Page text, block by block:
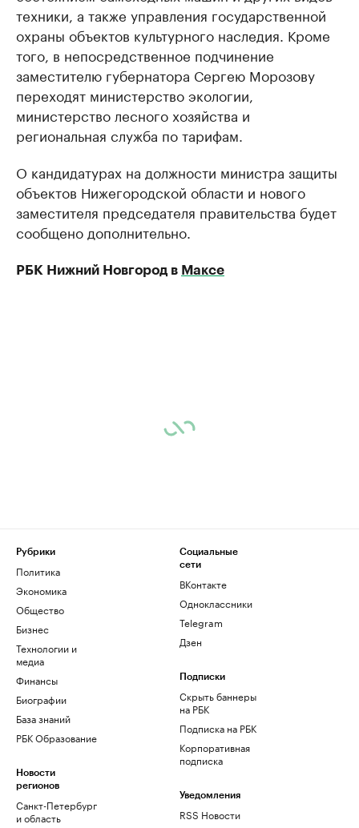
техники, а также управления государственной
охраны объектов культурного наследия. Кроме
того, в непосредственное подчинение
заместителю губернатора Сергею Морозову
переходят министерство экологии,
министерство лесного хозяйства и
региональная служба по тарифам.
О кандидатурах на должности министра защиты
объектов Нижегородской области и нового
заместителя председателя правительства будет
сообщено дополнительно.
РБК Нижний Новгород в Максе
Рубрики
Политика
Экономика
Общество
Бизнес
Технологии и
медиа
Финансы
Биографии
База знаний
РБК Образование
Новости
регионов
Санкт-Петербург
и область
Социальные
сети
ВКонтакте
Одноклассники
Telegram
Дзен
Подписки
Скрыть баннеры
на РБК
Подписка на РБК
Корпоративная
подписка
Уведомления
RSS Новости